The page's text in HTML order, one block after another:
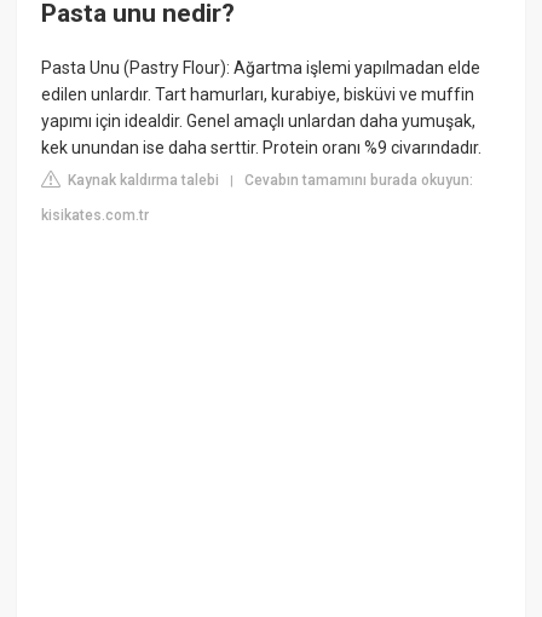
Pasta unu nedir?
Pasta Unu (Pastry Flour): Ağartma işlemi yapılmadan elde
edilen unlardır. Tart hamurları, kurabiye, bisküvi ve muffin
yapımı için idealdir. Genel amaçlı unlardan daha yumuşak,
kek unundan ise daha serttir. Protein oranı %9 civarındadır.
Kaynak kaldırma talebi |Cevabın tamamını burada okuyun:
kisikates.com.tr